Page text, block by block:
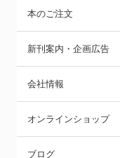
本のご注文
新刊案内・企画広告
会社情報
オンラインショップ
ブログ